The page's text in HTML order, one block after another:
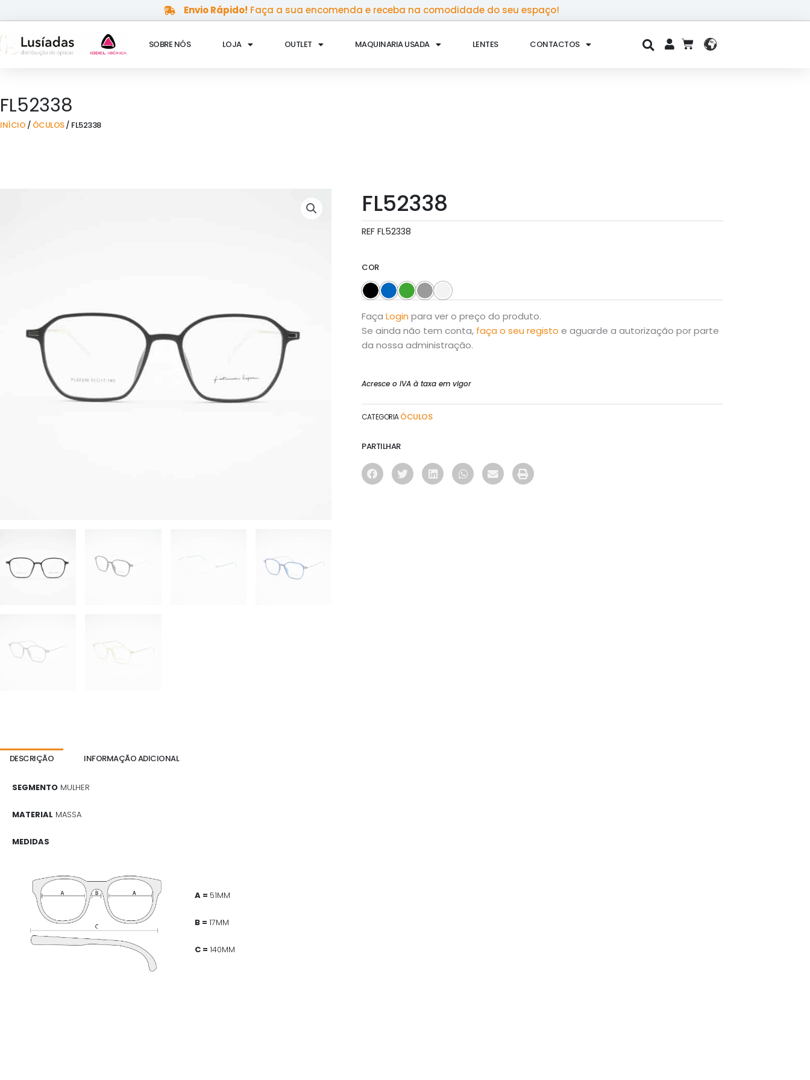
to
content
Envio Rápido! Faça a sua encomenda e receba na comodidade do seu espaço!
SOBRE NÓS LOJA OUTLET MAQUINARIA USADA LENTES CONTACTOS CART
FL52338
INÍCIO / ÓCULOS/ FL52338
DESCRIÇÃO INFORMAÇÃO ADICIONAL
SEGMENTO MULHER
MATERIAL MASSA
MEDIDAS
A = 51MM
B = 17MM
C = 140MM
FL52338
REF FL52338
COR
Faça Login para ver o preço do produto.
Se ainda não tem conta, faça o seu registo e aguarde a autorização por parte
da nossa administração.
Acresce o IVA à taxa em vigor
CATEGORIA ÓCULOS
PARTILHAR